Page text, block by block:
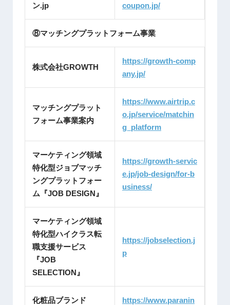
ン.jp
coupon.jp/
⑧マッチングプラットフォーム事業
株式会社GROWTH
https://growth-comp
any.jp/
マッチングプラット
フォーム事業案内
https://www.airtrip.c
o.jp/service/matchin
g_platform
マーケティング領域
特化型ジョブマッチ
ングプラットフォー
ム『JOB DESIGN』
https://growth-servic
e.jp/job-design/for-b
usiness/
マーケティング領域
特化型ハイクラス転
職支援サービス
『JOB
SELECTION』
https://jobselection.j
p
化粧品ブランド
https://www.paranin